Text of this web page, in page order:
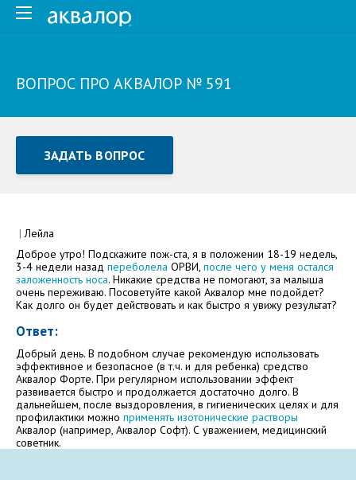
ВОПРОС ПРО АКВАЛОР № 591
ЗАДАТЬ ВОПРОС
Как Вас зовут
Электронная почта
Ваше сообщение
|Лейла
Доброе утро! Подскажите пож-ста, я в положении 18-19 недель,
3-4 недели назад переболела ОРВИ, после чего у меня остался
заложенность носа. Никакие средства не помогают, за малыша
очень переживаю. Посоветуйте какой Аквалор мне подойдет?
Как долго он будет действовать и как быстро я увижу результат?
Ответ:
Добрый день. В подобном случае рекомендую использовать
эффективное и безопасное (в т.ч. и для ребенка) средство
Аквалор Форте. При регулярном использовании эффект
развивается быстро и продолжается достаточно долго. В
дальнейшем, после выздоровления, в гигиенических целях и для
профилактики можно применять изотонические растворы
Аквалор (например, Аквалор Софт). С уважением, медицинский
советник.